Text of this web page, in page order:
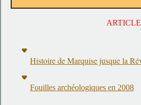
Histoire de Marquise jusque la
Fouilles archéologiques en 2008